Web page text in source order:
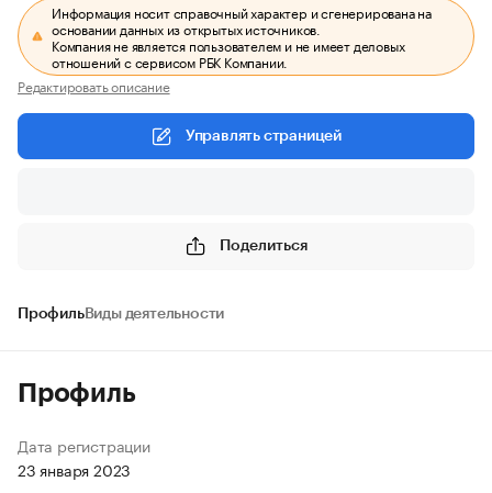
Информация носит справочный характер и сгенерирована на
основании данных из открытых источников.
Компания не является пользователем и не имеет деловых
отношений с сервисом РБК Компании.
Редактировать описание
Управлять страницей
Поделиться
ПрофильВиды деятельности
Профиль
Дата регистрации
23 января 2023